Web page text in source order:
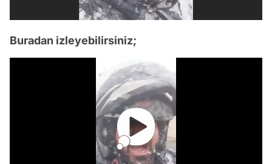
Buradan izleyebilirsiniz;